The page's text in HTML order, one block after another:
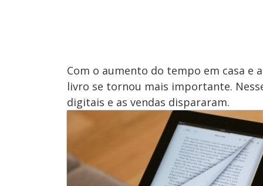
Com o aumento do tempo em casa e
livro se tornou mais importante.
digitais e as vendas dispararam.